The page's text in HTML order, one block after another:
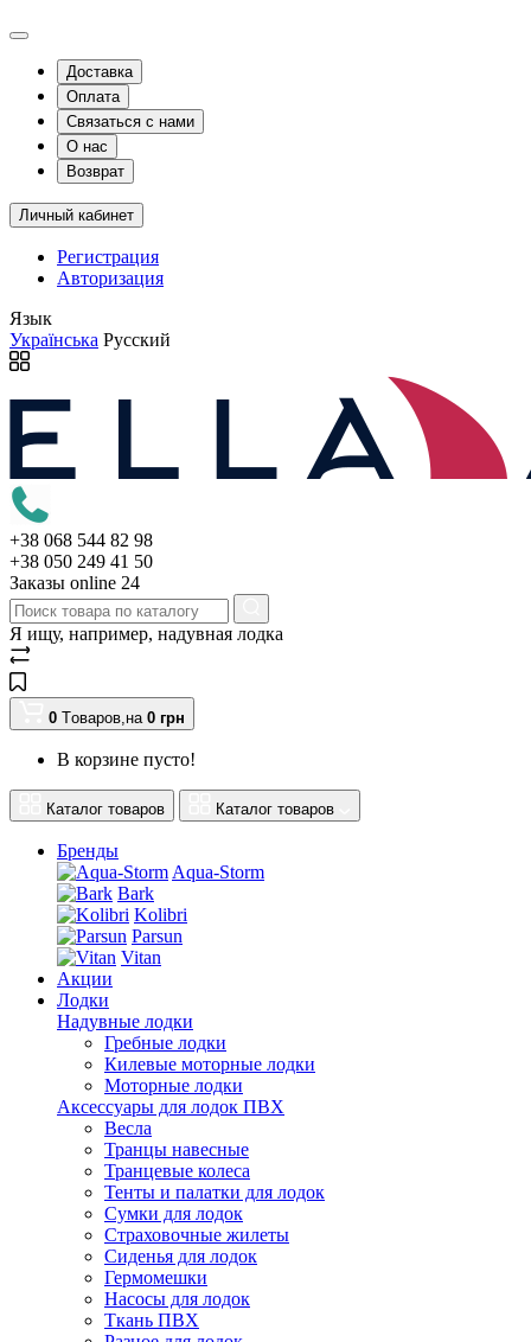
Доставка
Оплата
Связаться с нами
О нас
Возврат
Личный кабинет
Регистрация
Авторизация
Язык
Українська Русский
+38 068 544 82 98
+38 050 249 41 50
Заказы оnline 24
Я ищу, например, надувная лодка
0 Tоваров,на 0 грн
В корзине пусто!
Каталог товаров Каталог товаров
Бренды
Aqua-Storm
Bark
Kolibri
Parsun
Vitan
Акции
Лодки
Надувные лодки
Гребные лодки
Килевые моторные лодки
Моторные лодки
Аксессуары для лодок ПВХ
Весла
Транцы навесные
Транцевые колеса
Тенты и палатки для лодок
Сумки для лодок
Страховочные жилеты
Сиденья для лодок
Гермомешки
Насосы для лодок
Ткань ПВХ